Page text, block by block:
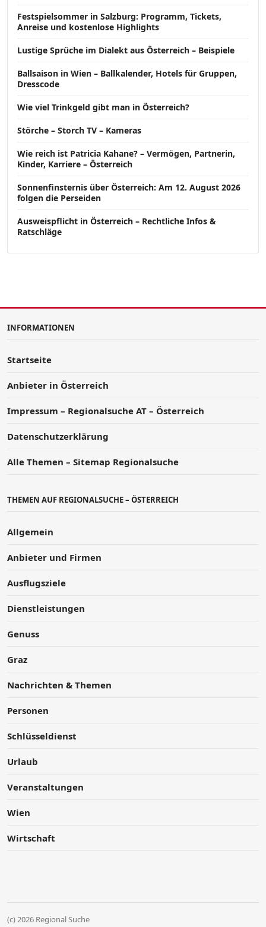
Festspielsommer in Salzburg: Programm, Tickets,
Anreise und kostenlose Highlights
Lustige Sprüche im Dialekt aus Österreich – Beispiele
Ballsaison in Wien – Ballkalender, Hotels für Gruppen,
Dresscode
Wie viel Trinkgeld gibt man in Österreich?
Störche – Storch TV – Kameras
Wie reich ist Patricia Kahane? – Vermögen, Partnerin,
Kinder, Karriere – Österreich
Sonnenfinsternis über Österreich: Am 12. August 2026
folgen die Perseiden
Ausweispflicht in Österreich – Rechtliche Infos &
Ratschläge
INFORMATIONEN
Startseite
Anbieter in Österreich
Impressum – Regionalsuche AT – Österreich
Datenschutzerklärung
Alle Themen – Sitemap Regionalsuche
THEMEN AUF REGIONALSUCHE – ÖSTERREICH
Allgemein
Anbieter und Firmen
Ausflugsziele
Dienstleistungen
Genuss
Graz
Nachrichten & Themen
Personen
Schlüsseldienst
Urlaub
Veranstaltungen
Wien
Wirtschaft
(c) 2026 Regional Suche